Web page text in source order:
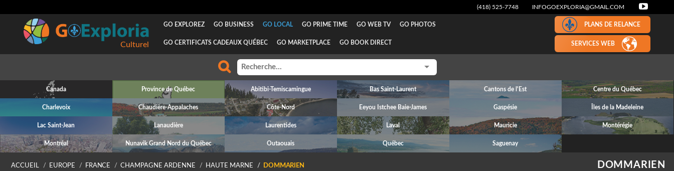
(418) 525-7748 INFOGOEXPLORIA@GMAIL.COM
Culturel
GO EXPLOREZ GO BUSINESS GO LOCAL GO PRIME TIME GO WEB TV GO PHOTOS
GO CERTIFICATS CADEAUX QUÉBEC GO MARKETPLACE GO BOOK DIRECT
PLANS DE RELANCE
SERVICES WEB
Canada Province de Québec Abitibi-Temiscamingue Bas Saint-Laurent Cantons de l'Est Centre du Québec
Charlevoix Chaudière-Appalaches Côte-Nord Eeyou Istchee Baie-James Gaspésie Îles de la Madeleine
Lac Saint-Jean Lanaudière Laurentides Laval Mauricie Montérégie
Montréal Nunavik Grand Nord du Québec Outaouais Québec Saguenay
DOMMARIEN
ACCUEIL EUROPE FRANCE CHAMPAGNE ARDENNE HAUTE MARNE DOMMARIEN